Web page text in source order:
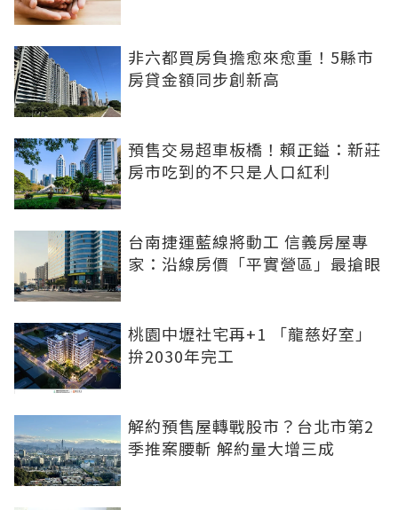
非六都買房負擔愈來愈重！5縣市
房貸金額同步創新高
預售交易超車板橋！賴正鎰：新莊
房市吃到的不只是人口紅利
台南捷運藍線將動工 信義房屋專
家：沿線房價「平實營區」最搶眼
桃園中壢社宅再+1 「龍慈好室」
拚2030年完工
解約預售屋轉戰股市？台北市第2
季推案腰斬 解約量大增三成